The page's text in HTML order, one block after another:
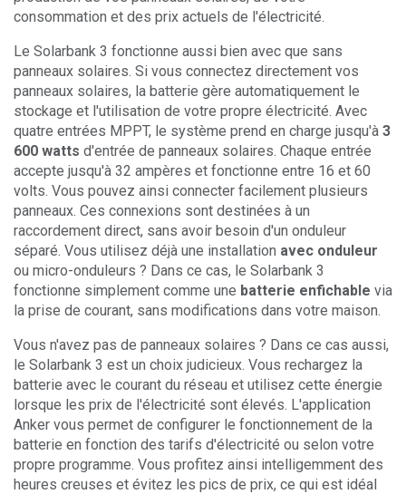
consommation et des prix actuels de l'électricité.
Le Solarbank 3 fonctionne aussi bien avec que sans
panneaux solaires. Si vous connectez directement vos
panneaux solaires, la batterie gère automatiquement le
stockage et l'utilisation de votre propre électricité. Avec
quatre entrées MPPT, le système prend en charge jusqu'à 3
600 watts d'entrée de panneaux solaires. Chaque entrée
accepte jusqu'à 32 ampères et fonctionne entre 16 et 60
volts. Vous pouvez ainsi connecter facilement plusieurs
panneaux. Ces connexions sont destinées à un
raccordement direct, sans avoir besoin d'un onduleur
séparé. Vous utilisez déjà une installation avec onduleur
ou micro-onduleurs ? Dans ce cas, le Solarbank 3
fonctionne simplement comme une batterie enfichable via
la prise de courant, sans modifications dans votre maison.
Vous n'avez pas de panneaux solaires ? Dans ce cas aussi,
le Solarbank 3 est un choix judicieux. Vous rechargez la
batterie avec le courant du réseau et utilisez cette énergie
lorsque les prix de l'électricité sont élevés. L'application
Anker vous permet de configurer le fonctionnement de la
batterie en fonction des tarifs d'électricité ou selon votre
propre programme. Vous profitez ainsi intelligemment des
heures creuses et évitez les pics de prix, ce qui est idéal